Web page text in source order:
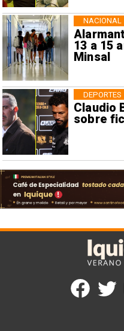
13 a 15
Minsal
NACIONAL
Claudio
sobre
DEPORTES